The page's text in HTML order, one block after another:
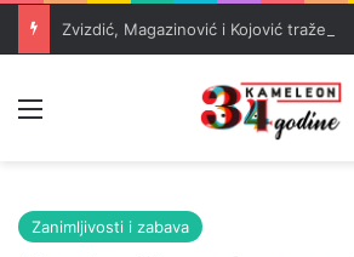
Zanimljivosti i zabava